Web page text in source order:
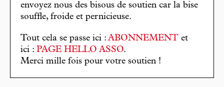
envoyez nous des bisous de soutien car la bise
souffle, froide et pernicieuse.
Tout cela se passe ici : ABONNEMENT et
ici : PAGE HELLO ASSO.
Merci mille fois pour votre soutien !